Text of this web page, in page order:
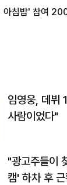
아침밥' 참여
임영웅, 데뷔
사람이었다"
"광고주들이
캠' 하차 후